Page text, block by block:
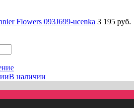
Flowers 093J699-ucenka 3 195 руб.
В наличии